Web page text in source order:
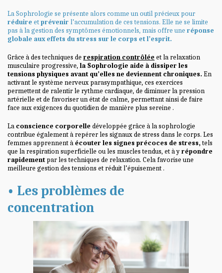
La Sophrologie se présente alors comme un outil précieux pour
réduire etprévenir l’accumulation de ces tensions. Elle ne se limite
pas à la gestion des symptômes émotionnels, mais offre une réponse
globale aux effets du stress sur le corps et l’esprit.
Grâce à des techniques de respiration contrôlée et la relaxation
musculaire progressive, la Sophrologie aide à dissiper les
tensions physiques avant qu’elles ne deviennent chroniques. En
activant le système nerveux parasympathique, ces exercices
permettent de ralentir le rythme cardiaque, de diminuer la pression
artérielle et de favoriser un état de calme, permettant ainsi de faire
face aux exigences du quotidien de manière plus sereine .
La conscience corporelle développée grâce à la sophrologie
contribue également à repérer les signaux de stress dans le corps. Les
femmes apprennent à écouter les signes précoces de stress,tels
que la respiration superficielle ou les muscles tendus, et à yrépondre
rapidement par les techniques de relaxation. Cela favorise une
meilleure gestion des tensions et réduit l’épuisement .
• Les problèmes de
concentration